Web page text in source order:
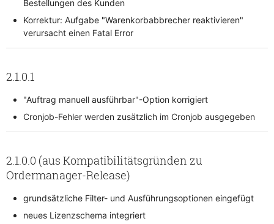
Bestellungen des Kunden
Korrektur: Aufgabe "Warenkorbabbrecher reaktivieren"
verursacht einen Fatal Error
2.1.0.1
"Auftrag manuell ausführbar"-Option korrigiert
Cronjob-Fehler werden zusätzlich im Cronjob ausgegeben
2.1.0.0 (aus Kompatibilitätsgründen zu
Ordermanager-Release)
grundsätzliche Filter- und Ausführungsoptionen eingefügt
neues Lizenzschema integriert